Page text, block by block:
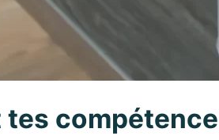
tes